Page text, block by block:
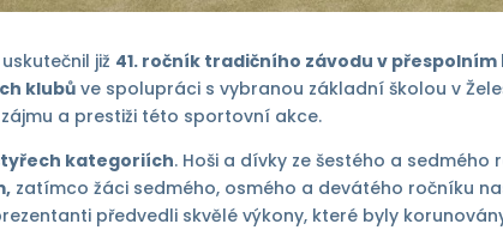
již 41. ročník tradičního závodu v přespolním
klubů ve spolupráci s vybranou základní školou v
a prestiži této sportovní akce.
kategoriích. Hoši a dívky ze šestého a sedmého
zatímco žáci sedmého, osmého a devátého ročníku
předvedli skvělé výkony, které byly